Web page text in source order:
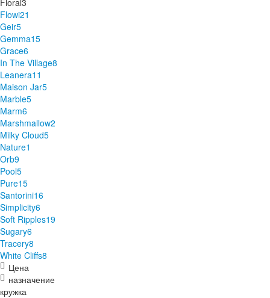
Floral3
Flowi21
Geir5
Gemma15
Grace6
In The Village8
Leanera11
Maison Jar5
Marble5
Marm6
Marshmallow2
Milky Cloud5
Nature1
Orb9
Pool5
Pure15
Santorini16
Simplicity6
Soft Ripples19
Sugary6
Tracery8
White Cliffs8
Цена
назначение
кружка